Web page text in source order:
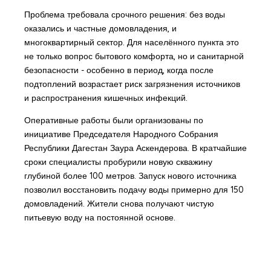
Проблема требовала срочного решения: без воды
оказались и частные домовладения, и
многоквартирный сектор. Для населённого пункта это
не только вопрос бытового комфорта, но и санитарной
безопасности - особенно в период, когда после
подтоплений возрастает риск загрязнения источников
и распространения кишечных инфекций.
Оперативные работы были организованы по
инициативе Председателя Народного Собрания
Республики Дагестан Заура Аскендерова. В кратчайшие
сроки специалисты пробурили новую скважину
глубиной более 100 метров. Запуск нового источника
позволил восстановить подачу воды примерно для 150
домовладений. Жители снова получают чистую
питьевую воду на постоянной основе.